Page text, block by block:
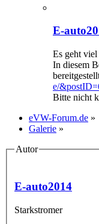
E-
Es geht
In diesem
e/
Bitte nicht
eVW-Forum.de »
Galerie »
Autor
E-auto2014
Starkstromer